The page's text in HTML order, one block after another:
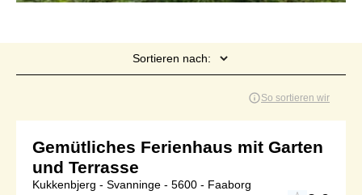
Sortieren nach:
So sortieren wir
Gemütliches Ferienhaus mit Garten
und Terrasse
Kukkenbjerg - Svanninge - 5600 - Faaborg